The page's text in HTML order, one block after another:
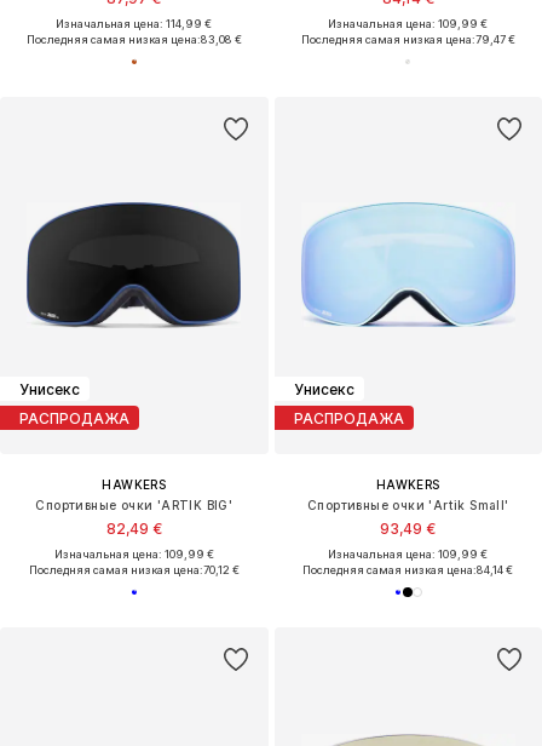
Изначальная цена: 114,99 €
Последняя самая низкая цена:83,08 €
Изначальная цена: 109,99 €
Последняя самая низкая цена:79,47 €
Унисекс
РАСПРОДАЖА
HAWKERS
Спортивные очки 'ARTIK BIG'
82,49 €
Изначальная цена: 109,99 €
Последняя самая низкая цена:70,12 €
Унисекс
РАСПРОДАЖА
HAWKERS
Спортивные очки 'Artik Small'
93,49 €
Изначальная цена: 109,99 €
Последняя самая низкая цена:84,14 €